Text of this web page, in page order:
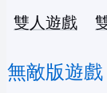
雙人遊戲
無敵版遊戲